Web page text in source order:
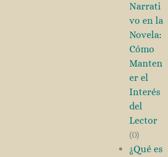
Narrati
vo en la
Novela:
Cómo
Manten
er el
Interés
del
Lector
(0)
¿Qué es